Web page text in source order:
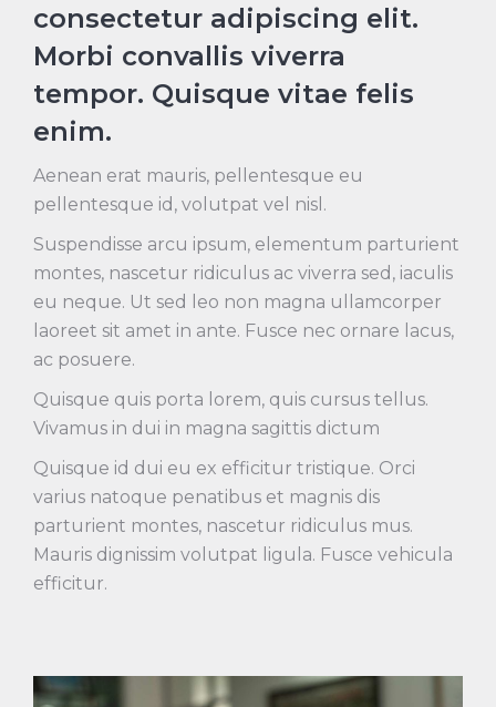
consectetur adipiscing elit.
Morbi convallis viverra
tempor. Quisque vitae felis
enim.
Aenean erat mauris, pellentesque eu
pellentesque id, volutpat vel nisl.
Suspendisse arcu ipsum, elementum parturient
montes, nascetur ridiculus ac viverra sed, iaculis
eu neque. Ut sed leo non magna ullamcorper
laoreet sit amet in ante. Fusce nec ornare lacus,
ac posuere.
Quisque quis porta lorem, quis cursus tellus.
Vivamus in dui in magna sagittis dictum
Quisque id dui eu ex efficitur tristique. Orci
varius natoque penatibus et magnis dis
parturient montes, nascetur ridiculus mus.
Mauris dignissim volutpat ligula. Fusce vehicula
efficitur.